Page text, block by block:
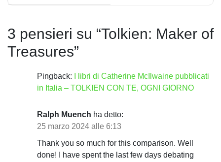
g
a
3 pensieri su “Tolkien: Maker of
Treasures”
Pingback:
I libri di Catherine McIlwaine pubblicati
in Italia – TOLKIEN CON TE, OGNI GIORNO
Ralph Muench ha detto:
25 marzo 2024 alle 6:13
Thank you so much for this comparison. Well
done! I have spent the last few days debating